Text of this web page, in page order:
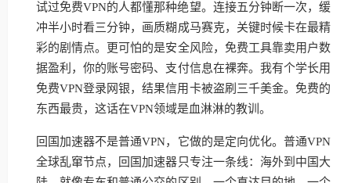
试过免费VPN的人都懂那种绝望。连接五分钟断一次，缓
冲半小时看三分钟，画质糊成马赛克，关键时候卡在最精
彩的剧情点。更可怕的是安全风险，免费工具靠卖用户数
据盈利，你的账号密码、支付信息在裸奔。我有个学长用
免费VPN登录网银，结果信用卡被盗刷三千美金。免费的
东西最贵，这话在VPN领域是血淋淋的教训。
回国加速器不是普通VPN，它做的是定向优化。普通VPN
全球乱窜节点，回国加速器只专注一条线：海外到中国大